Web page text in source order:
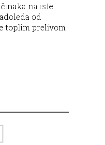
na iste
od
toplim prelivom